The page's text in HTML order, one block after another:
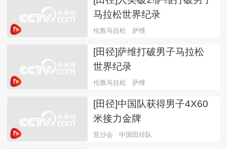
马拉松世界纪录
伦敦马拉松 萨维
[田径]萨维打破男子马拉松
世界纪录
伦敦马拉松 萨维
[田径]中国队获得男子4X60
米接力金牌
亚沙会 中国田径队